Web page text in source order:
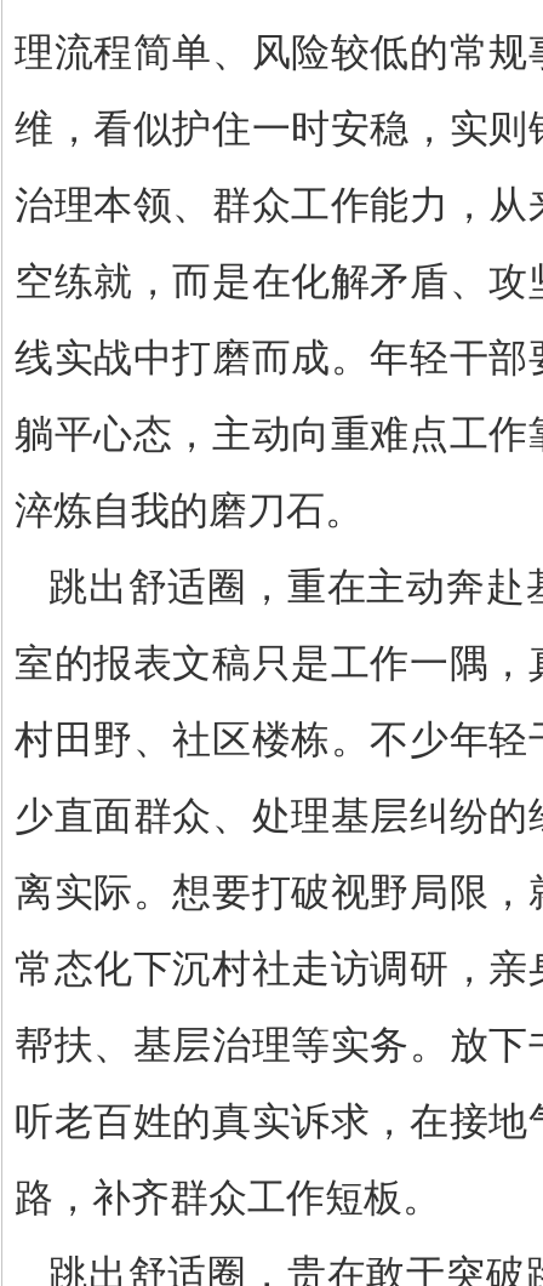
理流程简单、风险较低的常
维，看似护住一时安稳，实
治理本领、群众工作能力，
空练就，而是在化解矛盾、
线实战中打磨而成。年轻干
躺平心态，主动向重难点工
淬炼自我的磨刀石。
跳出舒适圈，重在主动奔
室的报表文稿只是工作一隅
村田野、社区楼栋。不少年
少直面群众、处理基层纠纷
离实际。想要打破视野局限
常态化下沉村社走访调研，
帮扶、基层治理等实务。放
听老百姓的真实诉求，在接
路，补齐群众工作短板。
跳出舒适圈，贵在敢于突